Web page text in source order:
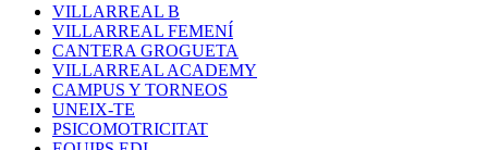
VILLARREAL B
VILLARREAL FEMENÍ
CANTERA GROGUETA
VILLARREAL ACADEMY
CAMPUS Y TORNEOS
UNEIX-TE
PSICOMOTRICITAT